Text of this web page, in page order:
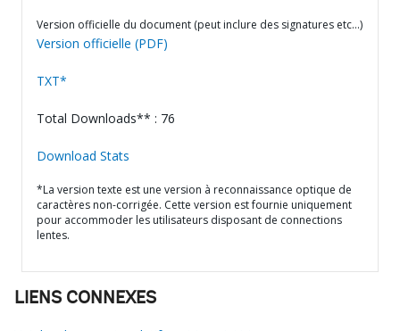
Version officielle du document (peut inclure des signatures etc…)
Version officielle (PDF)
TXT*
Total Downloads** : 76
Download Stats
*La version texte est une version à reconnaissance optique de
caractères non-corrigée. Cette version est fournie uniquement
pour accommoder les utilisateurs disposant de connections
lentes.
LIENS CONNEXES